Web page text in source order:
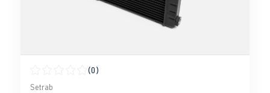
Note moyenne de 0 sur 5 étoiles
(0)
Setrab